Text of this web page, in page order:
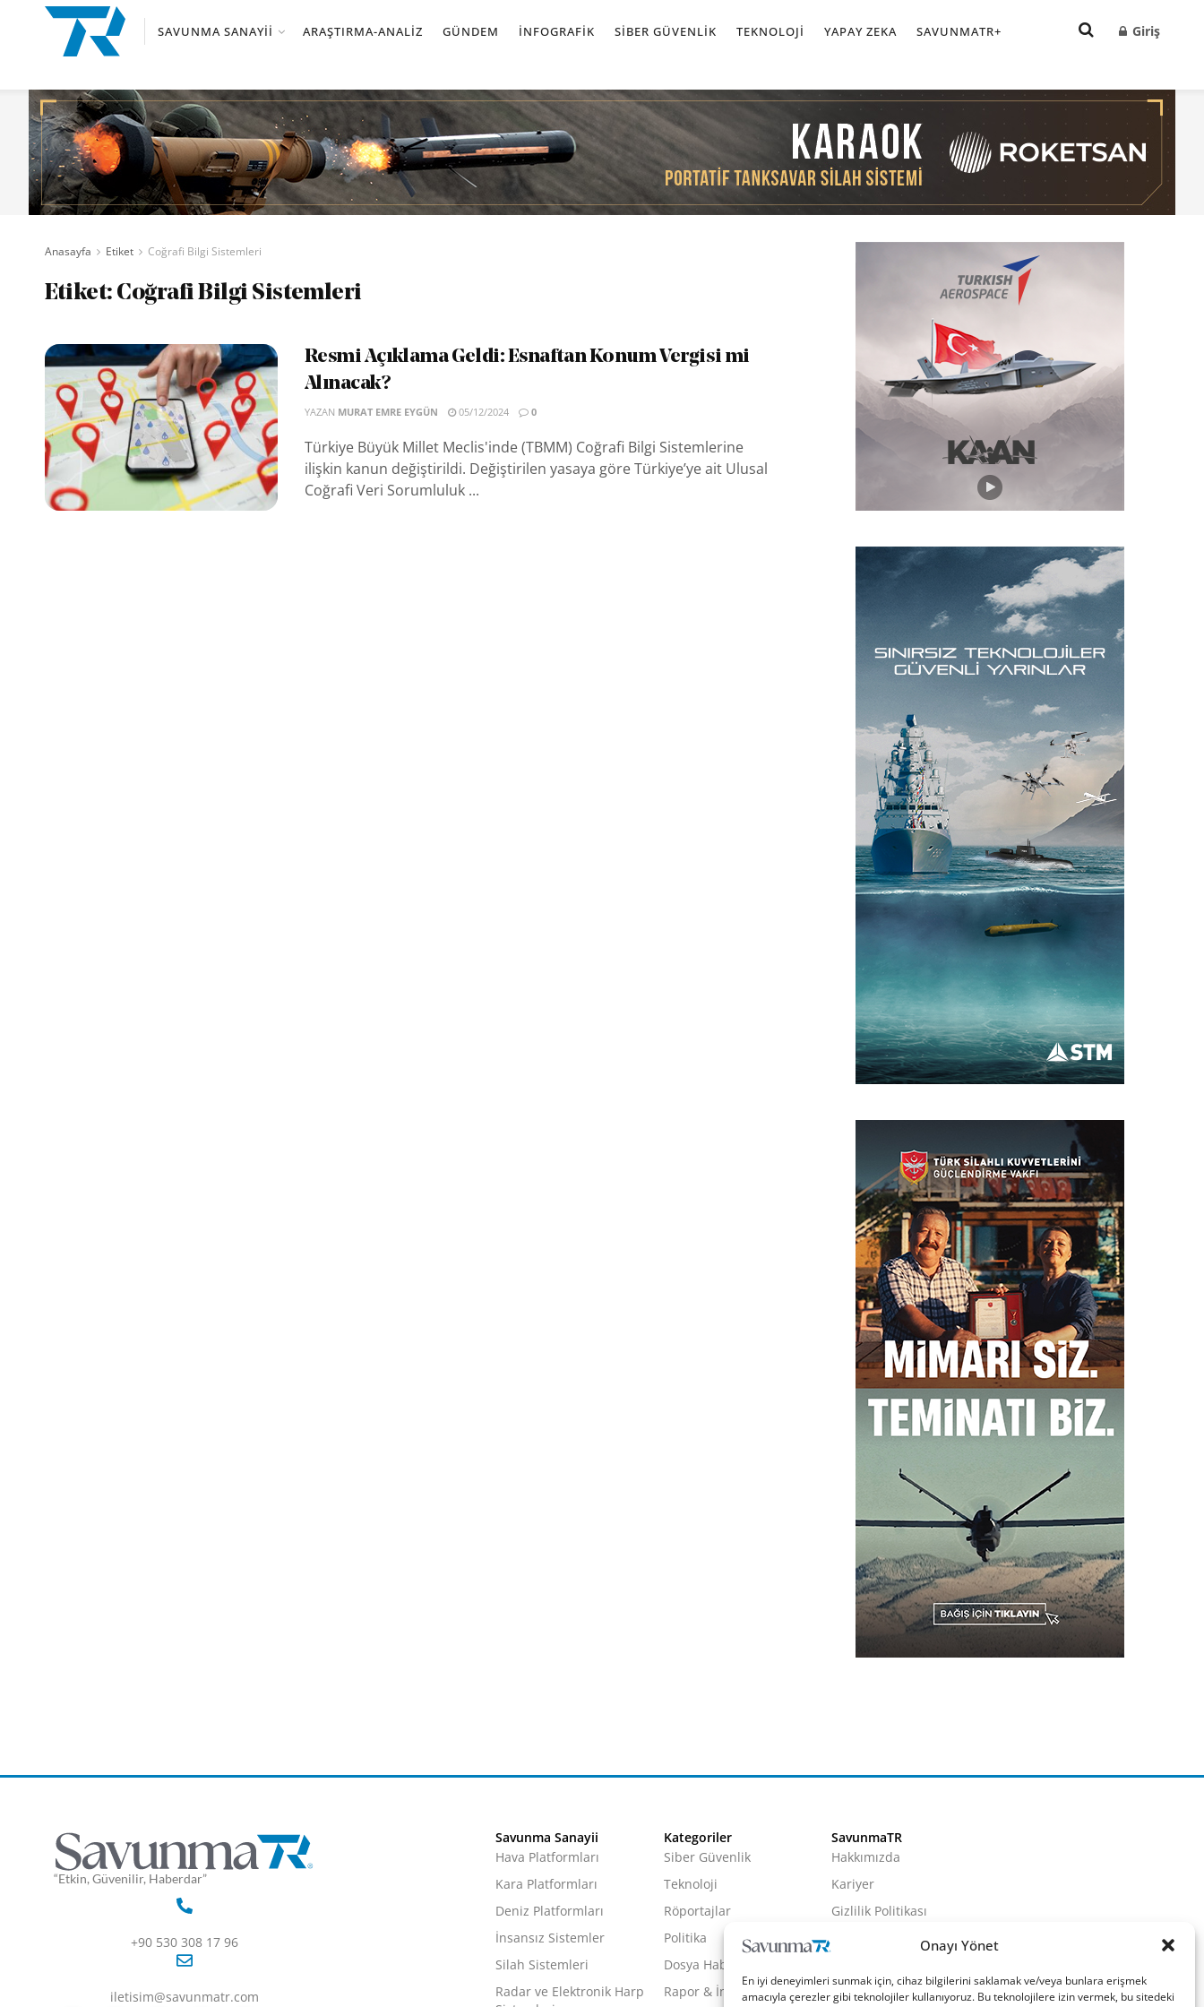
Onayı Yönet
En iyi deneyimleri sunmak için, cihaz bilgilerini saklamak ve/veya bunlara erişmek
amacıyla çerezler gibi teknolojiler kullanıyoruz. Bu teknolojilere izin vermek, bu sitedeki
SAVUNMA SANAYII ARAŞTIRMA-ANALIZ GÜNDEM İNFOGRAFIK SIBER GÜVENLIK TEKNOLOJI YAPAY ZEKA SAVUNMATR+ Giriş
Anasayfa Etiket Coğrafi Bilgi Sistemleri
Etiket: Coğrafi Bilgi Sistemleri
Resmi Açıklama Geldi: Esnaftan Konum Vergisi mi
Alınacak?
YAZAN MURAT EMRE EYGÜN 05/12/2024 0
Türkiye Büyük Millet Meclis'inde (TBMM) Coğrafi Bilgi Sistemlerine
ilişkin kanun değiştirildi. Değiştirilen yasaya göre Türkiye’ye ait Ulusal
Coğrafi Veri Sorumluluk ...
“Etkin, Güvenilir, Haberdar”
+90 530 308 17 96
iletisim@savunmatr.com
Savunma Sanayii
Hava Platformları
Kara Platformları
Deniz Platformları
İnsansız Sistemler
Silah Sistemleri
Radar ve Elektronik Harp
Kategoriler
Siber Güvenlik
Teknoloji
Röportajlar
Politika
Dosya Haber
Rapor & İnfografik
SavunmaTR
Hakkımızda
Kariyer
Gizlilik Politikası